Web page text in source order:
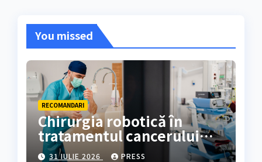
You missed
RECOMANDARI
Chirurgia robotică în
tratamentul cancerului
colorectal
31 IULIE 2026 PRESS